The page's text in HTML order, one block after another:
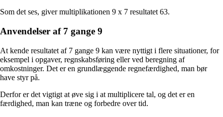
Som det ses, giver multiplikationen 9 x 7 resultatet 63.
Anvendelser af 7 gange 9
At kende resultatet af 7 gange 9 kan være nyttigt i flere situationer, for
eksempel i opgaver, regnskabsføring eller ved beregning af
omkostninger. Det er en grundlæggende regnefærdighed, man bør
have styr på.
Derfor er det vigtigt at øve sig i at multiplicere tal, og det er en
færdighed, man kan træne og forbedre over tid.